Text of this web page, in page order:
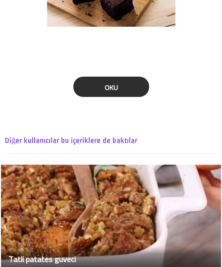
OKU
Diğer kullanıcılar bu içeriklere de baktılar
Tatli patates guveci